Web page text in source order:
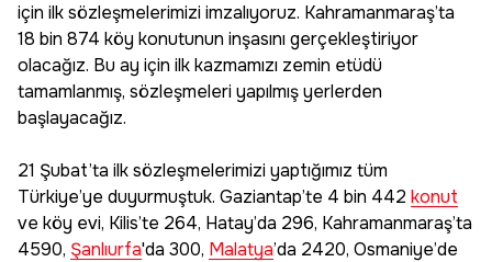
için ilk sözleşmelerimizi imzalıyoruz. Kahramanmaraş’ta
18 bin 874 köy konutunun inşasını gerçekleştiriyor
olacağız. Bu ay için ilk kazmamızı zemin etüdü
tamamlanmış, sözleşmeleri yapılmış yerlerden
başlayacağız.
21 Şubat’ta ilk sözleşmelerimizi yaptığımız tüm
Türkiye’ye duyurmuştuk. Gaziantap’te 4 bin 442 konut
ve köy evi, Kilis’te 264, Hatay’da 296, Kahramanmaraş’ta
4590, Şanlıurfa'da 300, Malatya’da 2420, Osmaniye’de